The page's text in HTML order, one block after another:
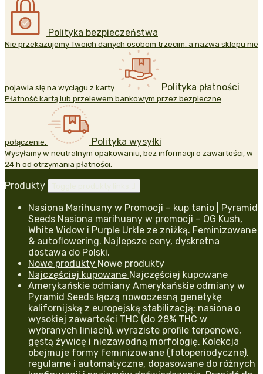
Polityka bezpieczeństwa
Nie przekazujemy Twoich danych osobom trzecim, a nazwa sklepu nie
pojawia się na wyciągu z karty. Polityka płatności
Płatność kartą lub przelewem bankowym przez bezpieczne
połączenie. Polityka wysyłki
Wysyłamy w neutralnym opakowaniu, bez informacji o zawartości, w
24 h od otrzymania płatności.
Produkty
Nasiona Marihuany w Promocji – kup tanio | Pyramid
Seeds Nasiona marihuany w promocji – OG Kush,
White Widow i Purple Urkle ze zniżką. Feminizowane
& autoflowering. Najlepsze ceny, dyskretna
dostawa do Polski.
Nowe produkty Nowe produkty
Najczęściej kupowane Najczęściej kupowane
Amerykańskie odmiany Amerykańskie odmiany w
Pyramid Seeds łączą nowoczesną genetykę
kalifornijską z europejską stabilizacją: nasiona o
wysokiej zawartości THC (do 28% THC w
wybranych liniach), wyraziste profile terpenowe,
gęstą żywicę i niezawodną morfologię. Kolekcja
obejmuje formy feminizowane (fotoperiodyczne),
regularne i automatyczne, dopasowane do różnych